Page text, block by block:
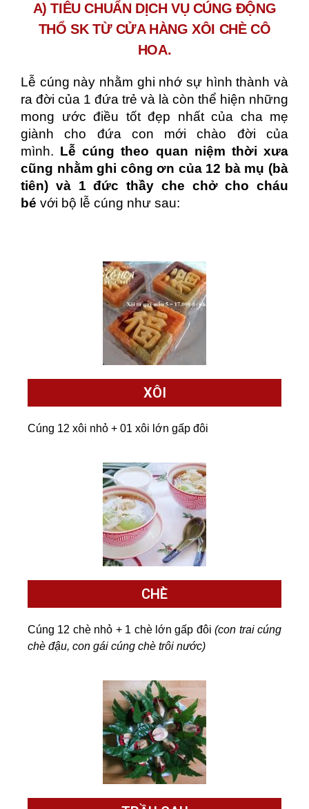
A) TIÊU CHUẨN DỊCH VỤ CÚNG ĐỘNG
THỔ SK TỪ CỬA HÀNG XÔI CHÈ CÔ
HOA.
Lễ cúng này nhằm ghi nhớ sự hình thành và
ra đời của 1 đứa trẻ và là còn thể hiện những
mong ước điều tốt đẹp nhất của cha mẹ
giành cho đứa con mới chào đời của
mình. Lễ cúng theo quan niệm thời xưa
cũng nhằm ghi công ơn của 12 bà mụ (bà
tiên) và 1 đức thầy che chở cho cháu
bé với bộ lễ cúng như sau:
XÔI
Cúng 12 xôi nhỏ + 01 xôi lớn gấp đôi
CHÈ
Cúng 12 chè nhỏ + 1 chè lớn gấp đôi(con trai cúng
chè đậu, con gái cúng chè trôi nước)